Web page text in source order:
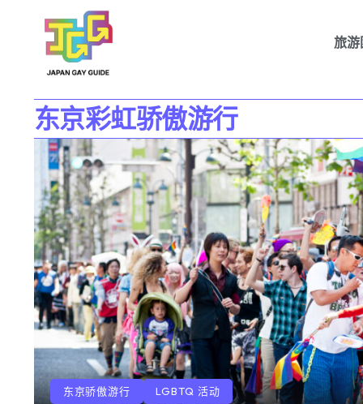
旅游
东京彩虹骄傲游行
东京骄傲游行 LGBTQ 活动